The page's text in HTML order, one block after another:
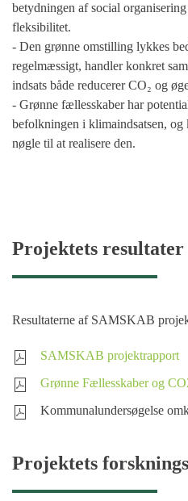
betydningen af social
fleksibilitet.
- Den grønne omstilling lykkes
regelmæssigt, handler konkret
indsats både reducerer CO₂ og
- Grønne fællesskaber har
befolkningen i klimaindsatsen,
nøgle til at realisere den.
Projektets resultater
Resultaterne af SAMSKAB
SAMSKAB projektrapport
Grønne Fællesskaber og
Kommunalundersøgelse
Projektets